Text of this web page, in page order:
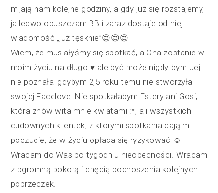
mijają nam kolejne godziny, a gdy już się rozstajemy,
ja ledwo opuszczam BB i zaraz dostaje od niej
wiadomość „już tęsknie”😍😍😍
Wiem, że musiałyśmy się spotkać, a Ona zostanie w
moim życiu na długo ♥️ ale być może nigdy bym Jej
nie poznała, gdybym 2,5 roku temu nie stworzyła
swojej Facelove. Nie spotkałabym Estery ani Gosi,
która znów wita mnie kwiatami :*, a i wszystkich
cudownych klientek, z którymi spotkania dają mi
poczucie, że w życiu opłaca się ryzykować ☺️
Wracam do Was po tygodniu nieobecności. Wracam
z ogromną pokorą i chęcią podnoszenia kolejnych
poprzeczek.